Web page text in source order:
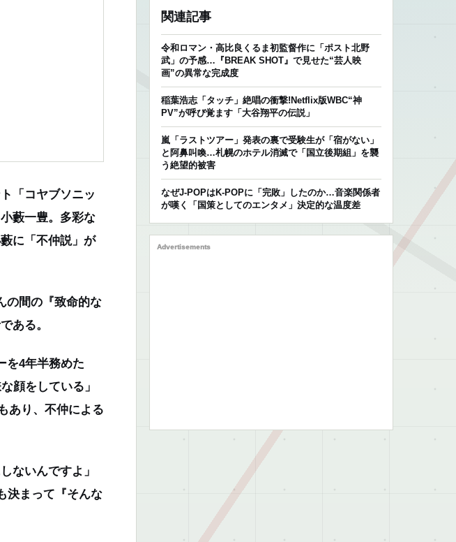
「コヤブソニッ
藪一豊。多彩な
に「不仲説」が
の間の『致命的な
ある。
を4年半務めた
顔をしている」
あり、不仲による
ないんですよ」
決まって『そんな
関連記事
令和ロマン・高比良くるま初監督作に「ポスト北野
武」の予感…『BREAK SHOT』で見せた“芸人映
画”の異常な完成度
稲葉浩志「タッチ」絶唱の衝撃!Netflix版WBC“神
PV”が呼び覚ます「大谷翔平の伝説」
嵐「ラストツアー」発表の裏で受験生が「宿がない」
と阿鼻叫喚…札幌のホテル消滅で「国立後期組」を襲
う絶望的被害
なぜJ-POPはK-POPに「完敗」したのか…音楽関係者
が嘆く「国策としてのエンタメ」決定的な温度差
Advertisements